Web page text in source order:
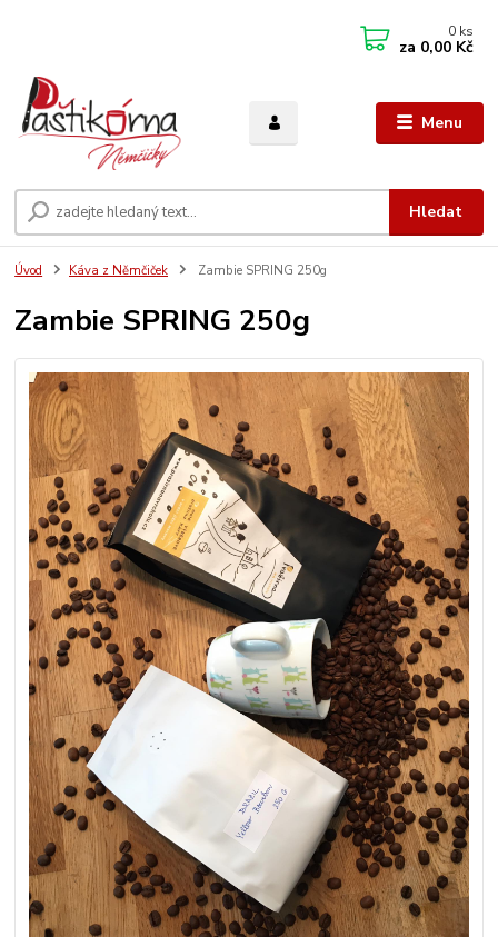
Menu
Hledat
0 ks
za 0,00 Kč
Úvod Káva z Němčiček Zambie SPRING 250g
Zambie SPRING 250g